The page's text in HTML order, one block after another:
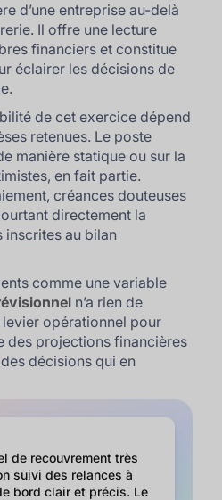
d’une entreprise au-delà
Il offre une lecture
financiers et constitue
éclairer les décisions de
de cet exercice dépend
retenues. Le poste
manière statique ou sur la
en fait partie.
créances douteuses
directement la
au bilan
comme une variable
n’a rien de
levier opérationnel pour
des projections financières
décisions qui en
de recouvrement très
suivi des relances à
bord clair et précis. Le